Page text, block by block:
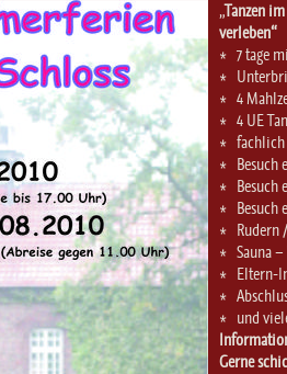
„Tanzen
verleben“
* 7 tage
*
* 4
* 4 UE
* fachlich
* Besuch
* Besuch
* Besuch
* Rudern
* Sauna –
* Eltern-
*
* und
Gerne